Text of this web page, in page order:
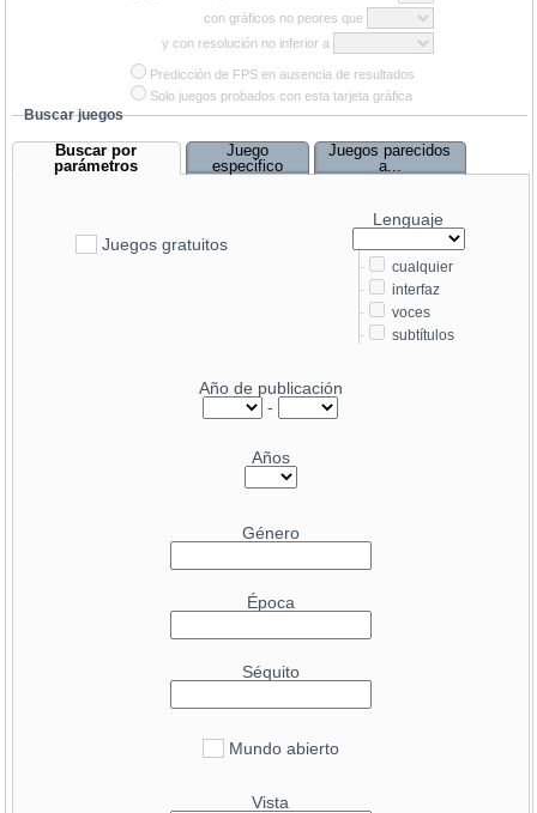
con gráficos no peores que
y con resolución no inferior a
Predicción de FPS en ausencia de resultados
Solo juegos probados con esta tarjeta gráfica
Buscar juegos
Buscar por
parámetros
Juego
especifico
Juegos parecidos
a...
Juegos gratuitos
Lenguaje
-
cualquier
-
interfaz
-
voces
-
subtítulos
Año de publicación
-
Años
Género
Época
Séquito
Mundo abierto
Vista